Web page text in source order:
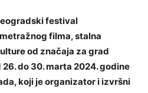
festival
filma, stalna
od značaja za grad
do 30. marta 2024. godine
koji je organizator i izvršni